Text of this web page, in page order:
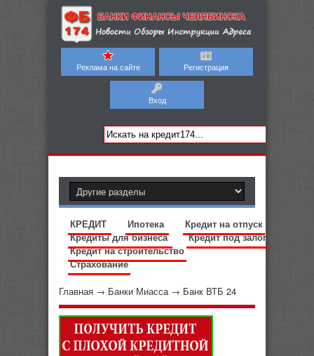
Реклама на сайте Регистрация
Вход
КРЕДИТ Ипотека
Кредит на отпуск
Кредиты для бизнеса
Кредит под залог
Кредит на строительство
Страхование
Главная → Банки Миасса → Банк ВТБ 24